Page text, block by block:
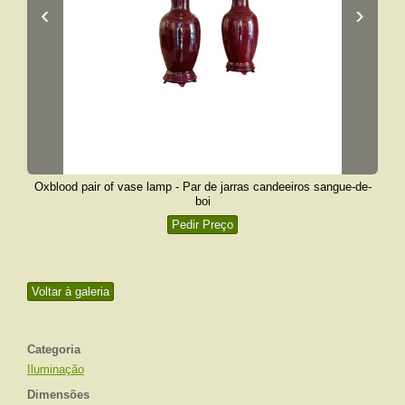
Voltar à galeria
Categoria
Iluminação
Dimensões
‹ ›
Oxblood pair of vase lamp - Par de jarras candeeiros sangue-de-
boi
Pedir Preço